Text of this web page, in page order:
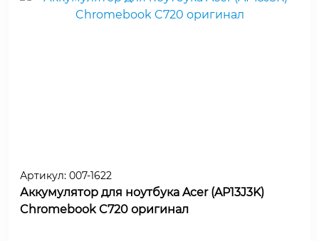
Артикул: 007-1622
Аккумулятор для ноутбука Acer (AP13J3K)
Chromebook C720 оригинал